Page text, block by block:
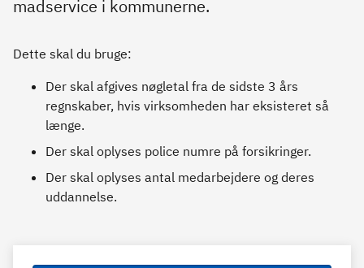
madservice i kommunerne.
Dette skal du bruge:
Der skal afgives nøgletal fra de sidste 3 års
regnskaber, hvis virksomheden har eksisteret så
længe.
Der skal oplyses police numre på forsikringer.
Der skal oplyses antal medarbejdere og deres
uddannelse.